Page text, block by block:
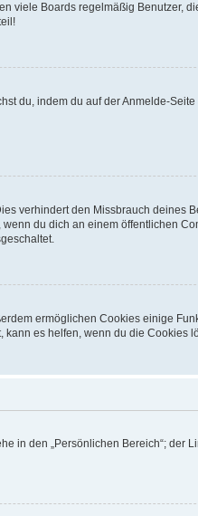
viele Boards regelmäßig Benutzer,
du, indem du auf der Anmelde-
verhindert den Missbrauch deines
du dich an einem öffentlichen
ermöglichen Cookies einige
kann es helfen, wenn du die Cookies
in den „Persönlichen Bereich“; der